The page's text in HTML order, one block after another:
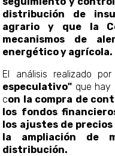
distribución de
agrario y que la
mecanismos de
energético y agrícola.
El análisis realizado
especulativo" que hay
con la compra de
los fondos
los ajustes de
la ampliación de
distribución.